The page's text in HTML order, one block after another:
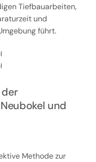
Tiefbauarbeiten,
und
führt.
und
Methode zur